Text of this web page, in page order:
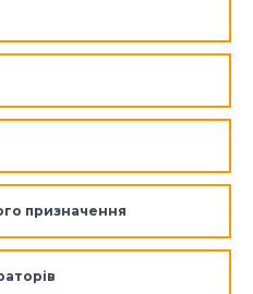
призначення